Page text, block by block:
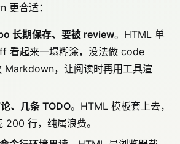
更合适：
长期保存、要被 review。HTML 单
看起来一塌糊涂，没法做 code
Markdown，让阅读时再用工具渲
、几条 TODO。HTML 模板套上去，
200 行，纯属浪费。